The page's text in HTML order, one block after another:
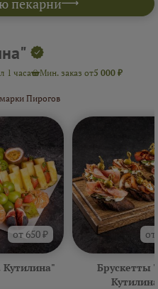
пекарни
1 часа Мин. заказ от5 000 ₽
Пирогов
от 650 ₽
Брускетты